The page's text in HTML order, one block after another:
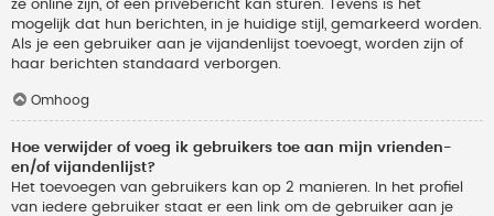
ze online zijn, of een privébericht kan sturen. Tevens is het
mogelijk dat hun berichten, in je huidige stijl, gemarkeerd worden.
Als je een gebruiker aan je vijandenlijst toevoegt, worden zijn of
haar berichten standaard verborgen.
Omhoog
Hoe verwijder of voeg ik gebruikers toe aan mijn vrienden-
en/of vijandenlijst?
Het toevoegen van gebruikers kan op 2 manieren. In het profiel
van iedere gebruiker staat er een link om de gebruiker aan je